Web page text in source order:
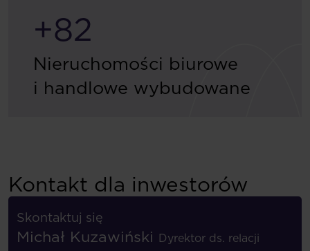
+82
Nieruchomości biurowe
i handlowe wybudowane
Kontakt dla inwestorów
Skontaktuj się
Michał Kuzawiński Dyrektor ds. relacji